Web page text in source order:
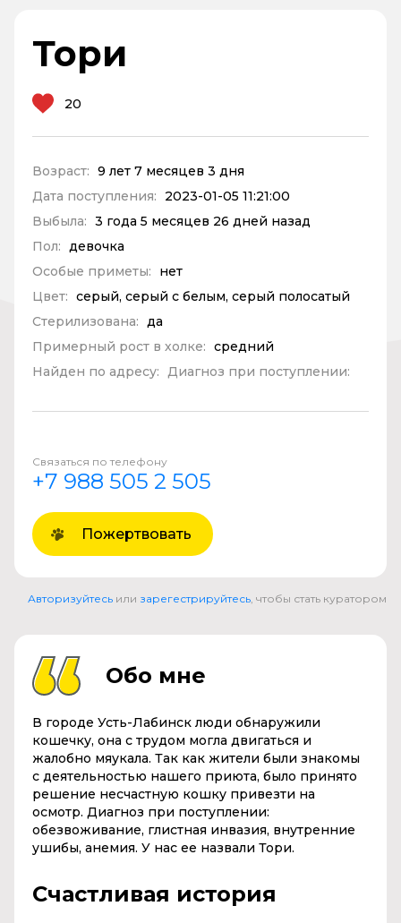
Тори
20
Возраст: 9 лет 7 месяцев 3 дня
Дата поступления:
2023-01-05 11:21:00
Выбыла: 3 года 5 месяцев 26 дней назад
Пол: девочка
Особые приметы:
нет
Цвет: серый, серый с белым, серый полосатый
Стерилизована: да
Примерный рост в холке: средний
Найден по адресу: Диагноз при поступлении:
Связаться по телефону
+7 988 505 2 505
Пожертвовать
Авторизуйтесь или зарегестрируйтесь, чтобы стать куратором
Обо мне
В городе Усть-Лабинск люди обнаружили
кошечку, она с трудом могла двигаться и
жалобно мяукала. Так как жители были знакомы
с деятельностью нашего приюта, было принято
решение несчастную кошку привезти на
осмотр. Диагноз при поступлении:
обезвоживание, глистная инвазия, внутренние
ушибы, анемия. У нас ее назвали Тори.
Счастливая история